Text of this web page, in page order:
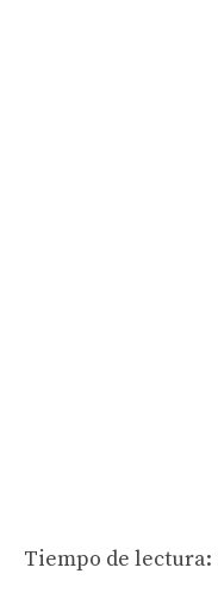
Tiempo de lectura: